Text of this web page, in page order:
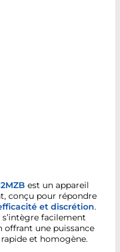
est un appareil
conçu pour répondre
et discrétion.
s’intègre facilement
offrant une puissance
et homogène.